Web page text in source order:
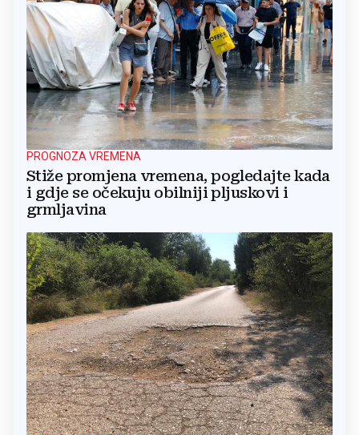
PROGNOZA VREMENA
Stiže promjena vremena, pogledajte kada
i gdje se očekuju obilniji pljuskovi i
grmljavina